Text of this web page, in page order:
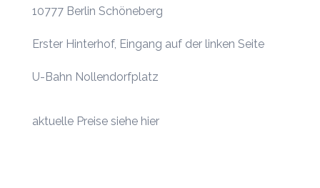
10777 Berlin Schöneberg
Erster Hinterhof, Eingang auf der linken Seite
U-Bahn Nollendorfplatz
aktuelle Preise siehe hier